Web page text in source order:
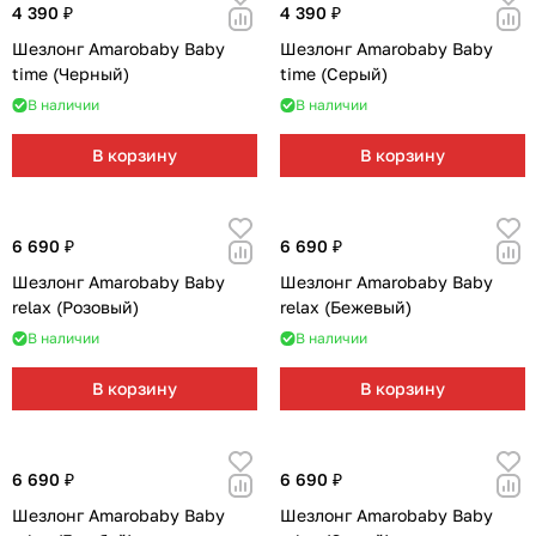
4 390 ₽
Шезлонг Amarobaby Baby
time (Черный)
В наличии
В корзину
4 390 ₽
Шезлонг Amarobaby Baby
time (Серый)
В наличии
В корзину
6 690 ₽
Шезлонг Amarobaby Baby
relax (Розовый)
В наличии
В корзину
6 690 ₽
Шезлонг Amarobaby Baby
relax (Бежевый)
В наличии
В корзину
6 690 ₽
Шезлонг Amarobaby Baby
6 690 ₽
Шезлонг Amarobaby Baby
Мягкая мебель 36
Манежи
Шезлонги и электрокачели 166
Подвесные игрушки и растяжки 111
Спортивные комплексы и инвентарь
Творчество 12
Качалки 38